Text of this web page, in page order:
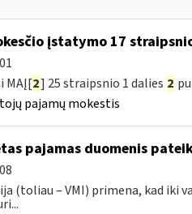
įstatymo 17
MAĮ[2] 25 straipsnio 1 dalies 2
pajamų mokestis
pajamas duomenis
(toliau – VMI) primena, kad iki